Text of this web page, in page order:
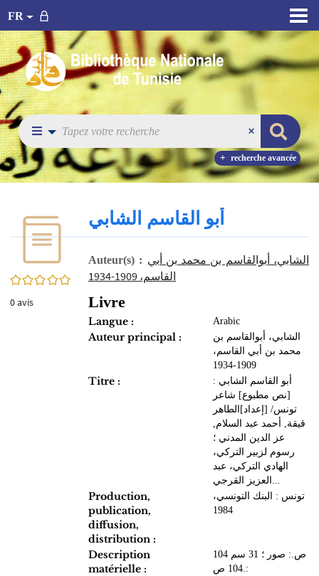
FR
recherche avancée
0/5
0avis
أبو القاسم الشابي
Auteur(s) : الشابي، أبوالقاسم بن محمد بن أبي
القاسم، 1909-1934
Livre
Langue : Arabic
Auteur principal :
الشابي، أبوالقاسم بن
محمد بن أبي القاسم،
1909-1934
Titre :
أبو القاسم الشابي :
[نص مطبوع] شاعر
تونس/ [إعداد]الطاهر
قيقة, أحمد عبد السلام,
عز الدين المدني ؛
رسوم لزبير التركي،
الهادي التركي، عبد
العزيز القرجي...
Production,
publication,
diffusion,
distribution :
تونس : البنك التونسي،
1984
Description
matérielle :
104 ص.: صور ؛ 31 سم
104 ص.: